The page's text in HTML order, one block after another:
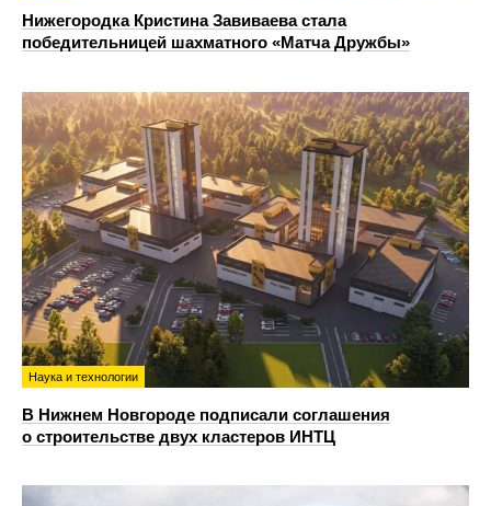
Нижегородка Кристина Завиваева стала
победительницей шахматного «Матча Дружбы»
Наука и технологии
В Нижнем Новгороде подписали соглашения
о строительстве двух кластеров ИНТЦ